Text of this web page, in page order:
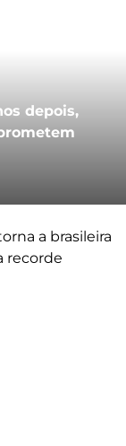
depois,